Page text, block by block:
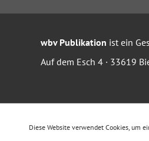
wbv Publikation ist ein
Auf dem Esch 4 · 33619
Diese Website verwendet Cookies, um